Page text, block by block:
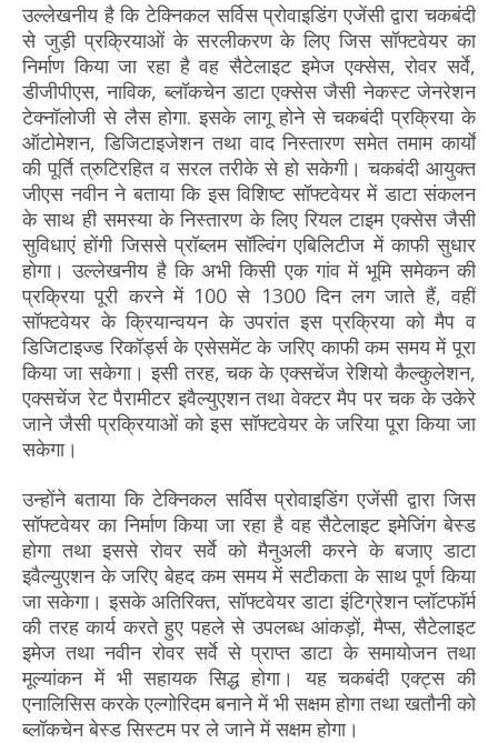
उल्लेखनीय है कि टेक्निकल सर्विस प्रोवाइडिंग एजेंसी द्वारा चकबंदी
से जुड़ी प्रक्रियाओं के सरलीकरण के लिए जिस सॉफ्टवेयर का
निर्माण किया जा रहा है वह सैटेलाइट इमेज एक्सेस, रोवर सर्वे,
डीजीपीएस, नाविक, ब्लॉकचेन डाटा एक्सेस जैसी नेकस्ट जेनरेशन
टेक्नॉलोजी से लैस होगा. इसके लागू होने से चकबंदी प्रक्रिया के
ऑटोमेशन, डिजिटाइजेशन तथा वाद निस्तारण समेत तमाम कार्यों
की पूर्ति त्रुटिरहित व सरल तरीके से हो सकेगी। चकबंदी आयुक्त
जीएस नवीन ने बताया कि इस विशिष्ट सॉफ्टवेयर में डाटा संकलन
के साथ ही समस्या के निस्तारण के लिए रियल टाइम एक्सेस जैसी
सुविधाएं होंगी जिससे प्रॉब्लम सॉल्विंग एबिलिटीज में काफी सुधार
होगा। उल्लेखनीय है कि अभी किसी एक गांव में भूमि समेकन की
प्रक्रिया पूरी करने में 100 से 1300 दिन लग जाते हैं, वहीं
सॉफ्टवेयर के क्रियान्वयन के उपरांत इस प्रक्रिया को मैप व
डिजिटाइज्ड रिकॉर्ड्स के एसेसमेंट के जरिए काफी कम समय में पूरा
किया जा सकेगा। इसी तरह, चक के एक्सचेंज रेशियो कैल्कुलेशन,
एक्सचेंज रेट पैरामीटर इवैल्युएशन तथा वेक्टर मैप पर चक के उकेरे
जाने जैसी प्रक्रियाओं को इस सॉफ्टवेयर के जरिया पूरा किया जा
सकेगा।
उन्होंने बताया कि टेक्निकल सर्विस प्रोवाइडिंग एजेंसी द्वारा जिस
सॉफ्टवेयर का निर्माण किया जा रहा है वह सैटेलाइट इमेजिंग बेस्ड
होगा तथा इससे रोवर सर्वे को मैनुअली करने के बजाए डाटा
इवैल्युएशन के जरिए बेहद कम समय में सटीकता के साथ पूर्ण किया
जा सकेगा। इसके अतिरिक्त, सॉफ्टवेयर डाटा इंटिग्रेशन प्लॉटफॉर्म
की तरह कार्य करते हुए पहले से उपलब्ध आंकड़ों, मैप्स, सैटेलाइट
इमेज तथा नवीन रोवर सर्वे से प्राप्त डाटा के समायोजन तथा
मूल्यांकन में भी सहायक सिद्ध होगा। यह चकबंदी एक्ट्स की
एनालिसिस करके एल्गोरिदम बनाने में भी सक्षम होगा तथा खतौनी को
ब्लॉकचेन बेस्ड सिस्टम पर ले जाने में सक्षम होगा।